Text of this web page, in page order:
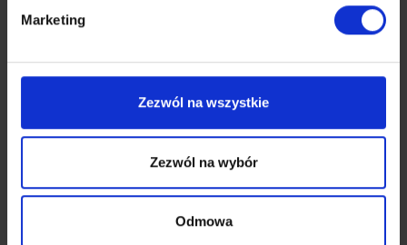
Marketing
Zezwól na wszystkie
Zezwól na wybór
Odmowa
dolnośląskie
Sudecka
Jelenia Góra